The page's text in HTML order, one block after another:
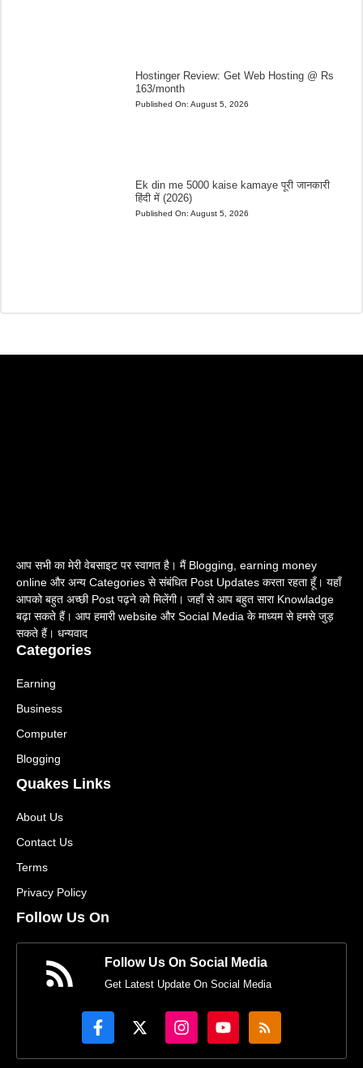
Hostinger Review: Get Web Hosting @ Rs
163/month
Published On: August 5, 2026
Ek din me 5000 kaise kamaye पूरी जानकारी
हिंदी में (2026)
Published On: August 5, 2026
आप सभी का मेरी वेबसाइट पर स्वागत है। मैं Blogging, earning money
online और अन्य Categories से संबंधित Post Updates करता रहता हूँ। यहाँ
आपको बहुत अच्छी Post पढ़ने को मिलेंगी। जहाँ से आप बहुत सारा Knowladge
बढ़ा सकते हैं। आप हमारी website और Social Media के माध्यम से हमसे जुड़
सकते हैं। धन्यवाद
Categories
Earning
Business
Computer
Blogging
Quakes Links
About Us
Contact Us
Terms
Privacy Policy
Follow Us On
Follow Us On Social Media
Get Latest Update On Social Media